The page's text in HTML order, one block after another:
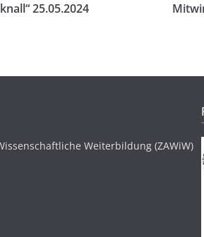
25.05.2024
Weiterbildung (ZAWiW)